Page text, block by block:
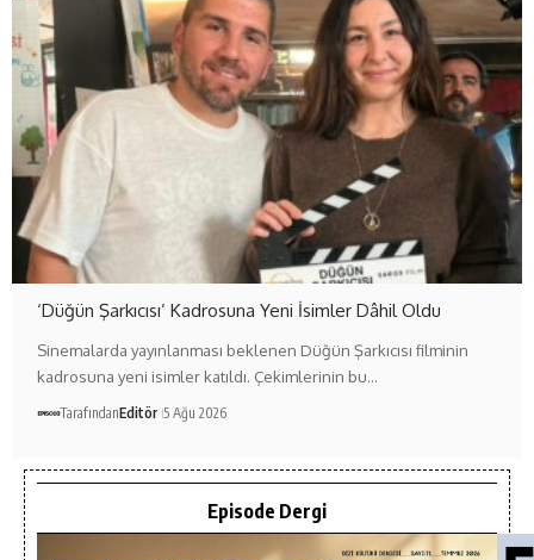
‘Düğün Şarkıcısı’ Kadrosuna Yeni İsimler Dâhil Oldu
Sinemalarda yayınlanması beklenen Düğün Şarkıcısı filminin
kadrosuna yeni isimler katıldı. Çekimlerinin bu…
TarafındanEditör 5 Ağu 2026
Episode Dergi